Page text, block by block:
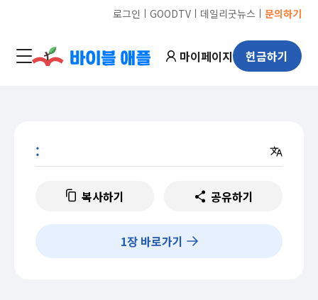
로그인 ㅣ GOODTVㅣ 데일리굿뉴스 ㅣ 문의하기
마이페이지 헌금하기
:
복사하기 공유하기
1장 바로가기